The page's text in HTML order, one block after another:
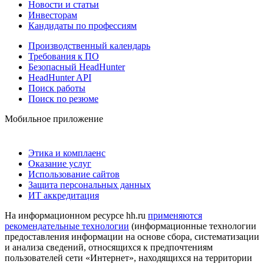
Новости и статьи
Инвесторам
Кандидаты по профессиям
Производственный календарь
Требования к ПО
Безопасный HeadHunter
HeadHunter API
Поиск работы
Поиск по резюме
Мобильное приложение
Этика и комплаенс
Оказание услуг
Использование сайтов
Защита персональных данных
ИТ аккредитация
На информационном ресурсе hh.ru применяются
рекомендательные технологии (информационные технологии
предоставления информации на основе сбора, систематизации
и анализа сведений, относящихся к предпочтениям
пользователей сети «Интернет», находящихся на территории